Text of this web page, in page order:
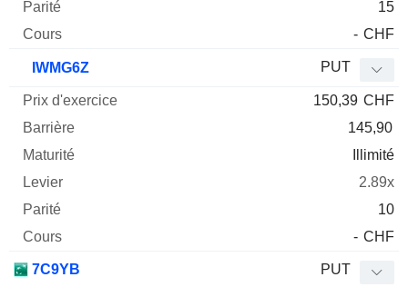
15
- CHF
IWMG6Z PUT
150,39 CHF
145,90
Illimité
2.89x
10
- CHF
7C9YB PUT